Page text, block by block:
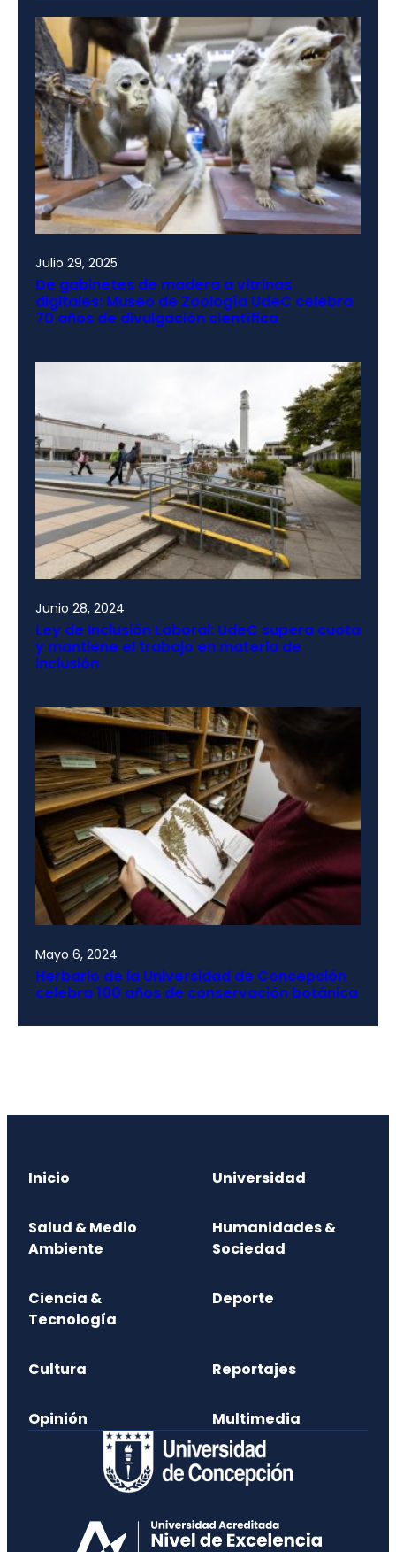
Julio 29, 2025
De gabinetes de madera a vitrinas
digitales: Museo de Zoología UdeC celebra
70 años de divulgación científica
Junio 28, 2024
Ley de Inclusión Laboral: UdeC supera cuota
y mantiene el trabajo en materia de
inclusión
Mayo 6, 2024
Herbario de la Universidad de Concepción
celebra 100 años de conservación botánica
Inicio Universidad
Salud & Medio
Ambiente
Humanidades &
Sociedad
Ciencia &
Tecnología
Deporte
Cultura Reportajes
Opinión Multimedia